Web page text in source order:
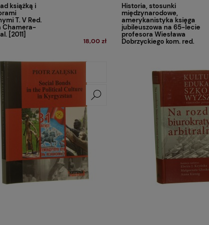
książką i
T. V Red.
Chamera-
[2011]
18,00 zł
Historia, stosunki
międzynarodowe,
amerykanistyka księga
jubileuszowa na 65-lecie
profesora Wiesława
Dobrzyckiego kom. red.